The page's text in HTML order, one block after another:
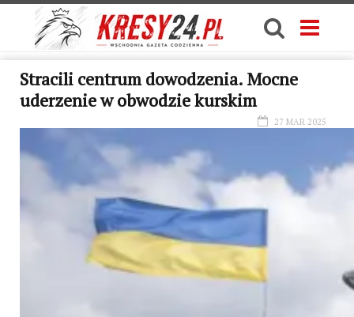
Stracili centrum dowodzenia. Mocne
uderzenie w obwodzie kurskim
27 MAR 2025